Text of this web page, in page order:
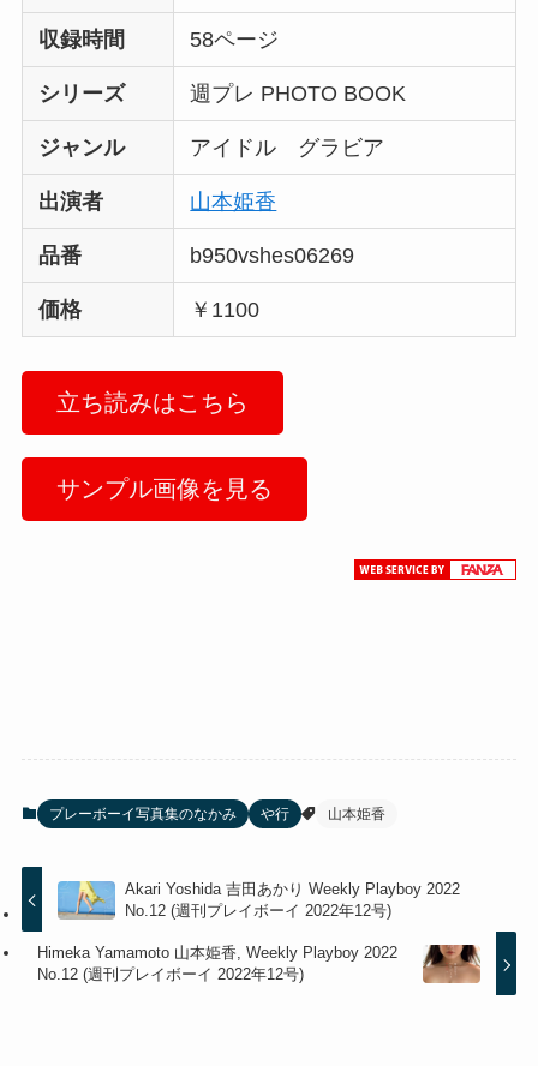
収録時間 58ページ
シリーズ 週プレ PHOTO BOOK
ジャンル アイドル グラビア
出演者 山本姫香
品番 b950vshes06269
価格 ￥1100
立ち読みはこちら
サンプル画像を見る
プレーボーイ写真集のなかみ や行 山本姫香
Akari Yoshida 吉田あかり Weekly Playboy 2022
No.12 (週刊プレイボーイ 2022年12号)
Himeka Yamamoto 山本姫香, Weekly Playboy 2022
No.12 (週刊プレイボーイ 2022年12号)